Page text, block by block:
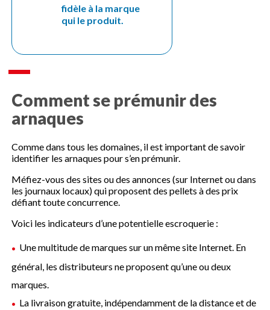
fidèle à la marque
qui le produit.
Comment se prémunir des
arnaques
Comme dans tous les domaines, il est important de savoir
identifier les arnaques pour s’en prémunir.
Méfiez-vous des sites ou des annonces (sur Internet ou dans
les journaux locaux) qui proposent des pellets à des prix
défiant toute concurrence.
Voici les indicateurs d’une potentielle escroquerie :
Une multitude de marques sur un même site Internet. En
général, les distributeurs ne proposent qu’une ou deux
marques.
La livraison gratuite, indépendamment de la distance et de